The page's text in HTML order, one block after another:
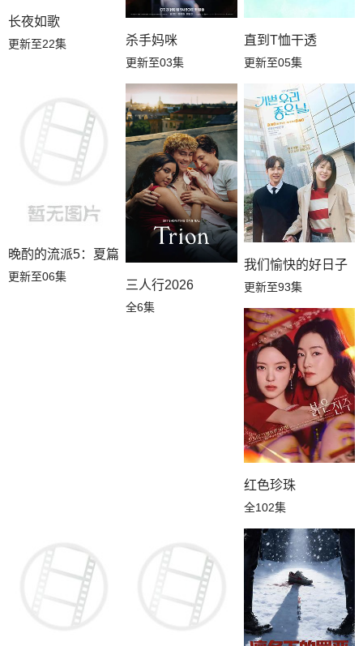
长夜如歌
更新至22集 杀手妈咪
更新至03集
直到T恤干透
更新至05集
晚酌的流派5：夏篇
更新至06集
三人行2026
全6集
我们愉快的好日子
更新至93集
红色珍珠
全102集